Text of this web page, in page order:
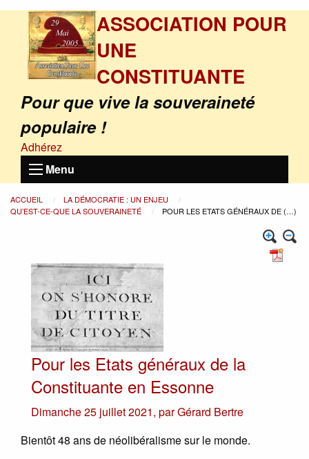
ASSOCIATION POUR
UNE
CONSTITUANTE
Pour que vive la souveraineté
populaire !
Adhérez
Menu
ACCUEIL
LA DÉMOCRATIE : UN ENJEU
QU’EST-CE-QUE LA SOUVERAINETÉ
POUR LES ETATS GÉNÉRAUX DE (…)
Pour les Etats généraux de la
Constituante en Essonne
Dimanche 25 juillet 2021, parGérard Bertre
Bientôt 48 ans de néolibéralisme sur le monde.